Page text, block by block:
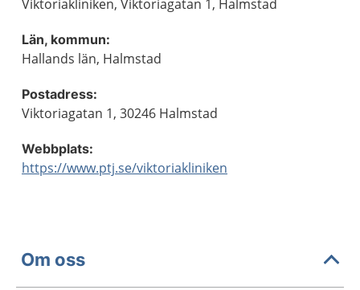
Viktoriakliniken, Viktoriagatan 1, Halmstad
Län, kommun:
Hallands län, Halmstad
Postadress:
Viktoriagatan 1, 30246 Halmstad
Webbplats:
https://www.ptj.se/viktoriakliniken
Om oss